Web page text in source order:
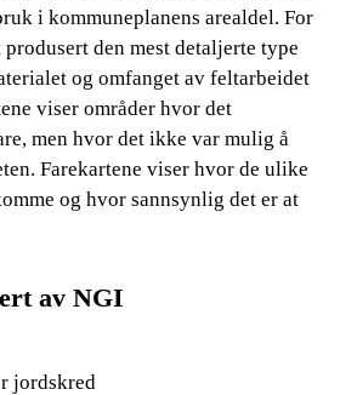
i kommuneplanens arealdel. For
den mest detaljerte type
og omfanget av feltarbeidet
viser områder hvor det
men hvor det ikke var mulig å
Farekartene viser hvor de ulike
og hvor sannsynlig det er at
av NGI
jordskred